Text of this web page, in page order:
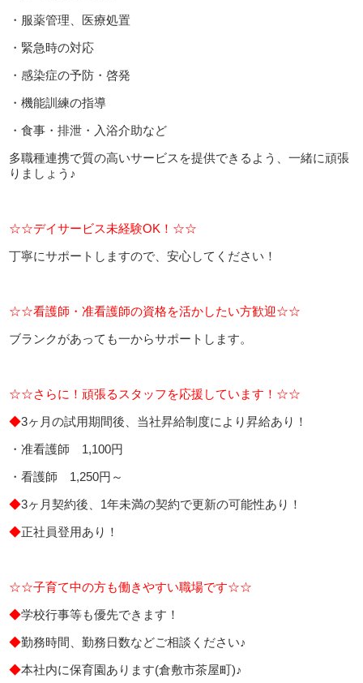
・服薬管理、医療処置
・緊急時の対応
・感染症の予防・啓発
・機能訓練の指導
・食事・排泄・入浴介助など
多職種連携で質の高いサービスを提供できるよう、一緒に頑張
りましょう♪
☆☆デイサービス未経験OK！☆☆
丁寧にサポートしますので、安心してください！
☆☆看護師・准看護師の資格を活かしたい方歓迎☆☆
ブランクがあっても一からサポートします。
☆☆さらに！頑張るスタッフを応援しています！☆☆
◆3ヶ月の試用期間後、当社昇給制度により昇給あり！
・准看護師 1,100円
・看護師 1,250円～
◆3ヶ月契約後、1年未満の契約で更新の可能性あり！
◆正社員登用あり！
☆☆子育て中の方も働きやすい職場です☆☆
◆学校行事等も優先できます！
◆勤務時間、勤務日数などご相談ください♪
◆本社内に保育園あります(倉敷市茶屋町)♪